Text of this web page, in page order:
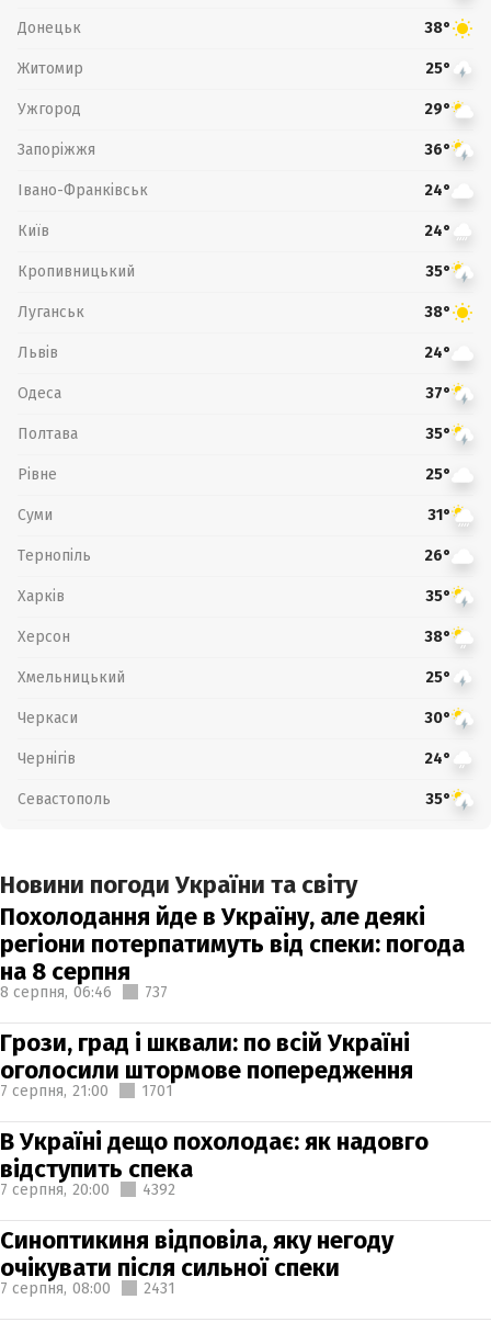
Донецьк 38°
Житомир 25°
Ужгород 29°
Запоріжжя 36°
Івано-Франківськ 24°
Київ 24°
Кропивницький 35°
Луганськ 38°
Львів 24°
Одеса 37°
Полтава 35°
Рівне 25°
Суми 31°
Тернопіль 26°
Харків 35°
Херсон 38°
Хмельницький 25°
Черкаси 30°
Чернігів 24°
Севастополь 35°
Новини погоди України та світу
Похолодання йде в Україну, але деякі
регіони потерпатимуть від спеки: погода
на 8 серпня
8 серпня, 06:46 737
Грози, град і шквали: по всій Україні
оголосили штормове попередження
7 серпня, 21:00 1701
В Україні дещо похолодає: як надовго
відступить спека
7 серпня, 20:00 4392
Синоптикиня відповіла, яку негоду
очікувати після сильної спеки
7 серпня, 08:00 2431